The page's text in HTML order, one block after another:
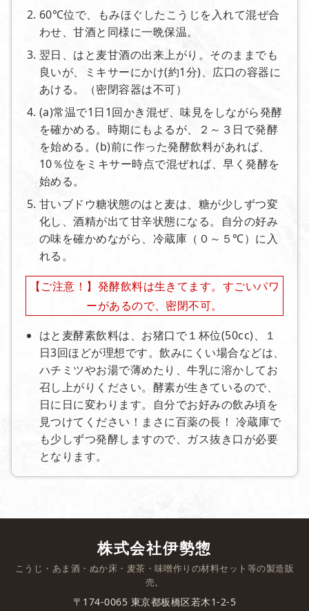
60℃位で、もみほぐしたこうじを入れて混ぜ合
わせ、甘酒と同様に一晩保温。
翌日、はと麦甘酒の出来上がり。そのままでも
良いが、ミキサーにかけ(約1分)、広口の容器に
あける。（密閉容器は不可）
(a)常温で1日1回かき混ぜ、味見をしながら発酵
を確かめる。時期にもよるが、２～３日で発酵
を始める。(b)前に作った発酵飲料があれば、
10％位をミキサー時点で混ぜれば、早く発酵を
始める。
甘いブドウ糖状態のはと麦は、糖が少しずつ変
化し、酒精が出て甘辛状態になる。自分の好み
の味を確かめながら、冷蔵庫（０～５℃）に入
れる。
【ご注意！】発酵飲料は生きてます。すごいパワ
ーがあるので、密閉不可。
はと麦酵素飲料は、お猪口で１杯位(50cc)、１
日3回ほどが理想です。飲みにくい場合などは、
ハチミツやお湯で薄めたり、牛乳に溶かしてお
召し上がりください。酵素が生きているので、
日に日に変わります。自分でお好みの飲み頃を
見つけてください！まさに百薬の長！ 冷蔵庫で
も少しずつ発酵しますので、ガス抜き口が必要
となります。
株式会社伊勢惣
こうじ・あま酒・ぬか床・麦茶・味噌作りの材料セット等の製造販
売。
〒174-0065 東京都板橋区若木1-2-5